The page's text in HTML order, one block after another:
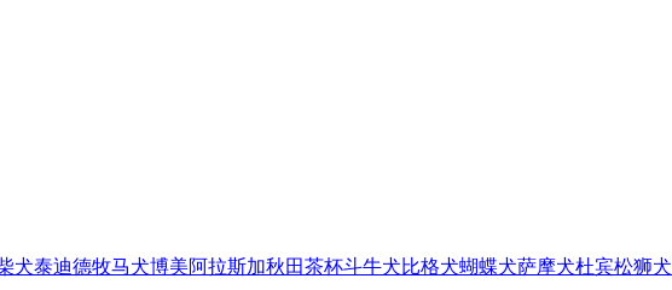
犬泰迪德牧马犬博美阿拉斯加秋田茶杯斗牛犬比格犬蝴蝶犬萨摩犬杜宾松狮犬